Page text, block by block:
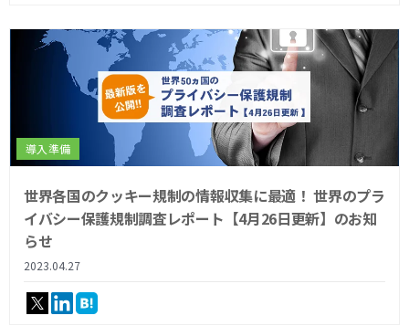
導入準備
世界各国のクッキー規制の情報収集に最適！ 世界のプラ
イバシー保護規制調査レポート【4月26日更新】のお知
らせ
2023.04.27